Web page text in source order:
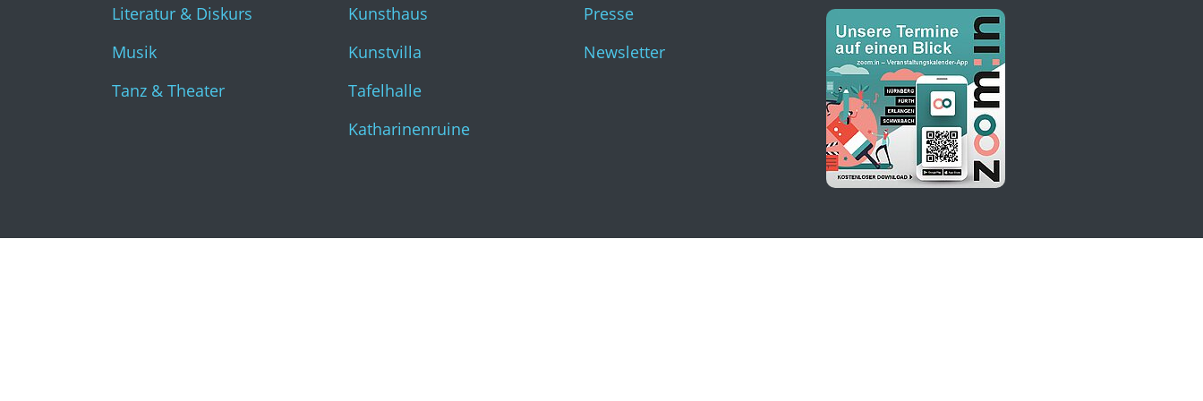
Katharinenruine
Literatur & Diskurs
Musik
Tanz & Theater
Kunsthaus
Kunstvilla
Tafelhalle
Katharinenruine
Presse
Newsletter